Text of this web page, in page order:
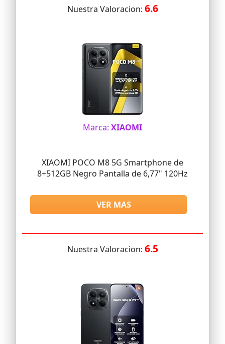
Nuestra Valoracion: 6.6
Marca: XIAOMI
XIAOMI POCO M8 5G Smartphone de
8+512GB Negro Pantalla de 6,77" 120Hz
VER MAS
Nuestra Valoracion: 6.5